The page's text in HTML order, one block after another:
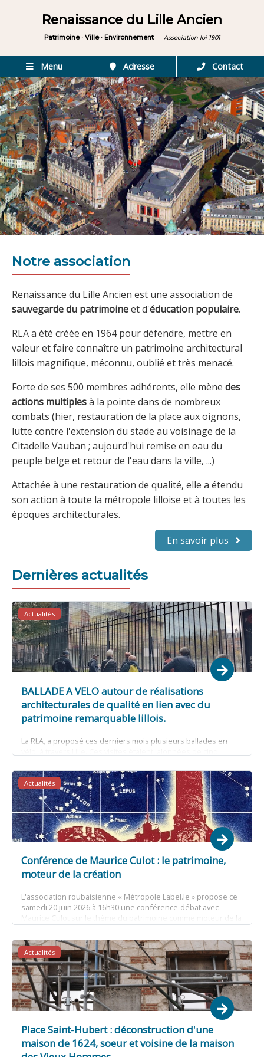
Renaissance du Lille Ancien
Patrimoine · Ville · Environnement– Association loi 1901
Menu Adresse Contact
Notre association
Renaissance du Lille Ancien est une association de
sauvegarde du patrimoineet d'éducation populaire.
RLA a été créée en 1964 pour défendre, mettre en
valeur et faire connaître un patrimoine architectural
lillois magnifique, méconnu, oublié et très menacé.
Forte de ses 500 membres adhérents, elle mène des
actions multiplesà la pointe dans de nombreux
combats (hier, restauration de la place aux oignons,
lutte contre l'extension du stade au voisinage de la
Citadelle Vauban ; aujourd'hui remise en eau du
peuple belge et retour de l'eau dans la ville, ...)
Attachée à une restauration de qualité, elle a étendu
son action à toute la métropole lilloise et à toutes les
époques architecturales.
En savoir plus
Dernières actualités
Actualités
BALLADE A VELO autour de réalisations
architecturales de qualité en lien avec du
patrimoine remarquable lillois.
La RLA, a proposé ces derniers mois plusieurs ballades en
venue se confronter avec un patrimoine remarquable.
Actualités
Conférence de Maurice Culot : le patrimoine,
moteur de la création
L'association roubaisienne « Métropole Label.le » propose ce
samedi 20 juin 2026 à 16h30 une conférence-débat avec
Maurice Culot sur le thème du patrimoine comme moteur de la
création.
Actualités
Place Saint-Hubert : déconstruction d'une
maison de 1624, soeur et voisine de la maison